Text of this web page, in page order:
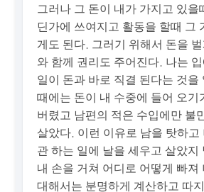
그러나 그 돈이 내가 가지고 있을
딘가에 쓰여지고 활동을 할때 그
게도 된다. 그러기 위해서 돈을
와 함께 권리도 주어진다. 나는
일이 돈과 바로 직결 된다는 것을
때에는 돈이 내 수중에 들어 오기
버렸고 남편의 적은 수입에만 불
살았다. 이런 이유로 남을 탓하고
관 하는 일에 날을 세우고 살았지
내 손을 거쳐 어디로 어떻게 빠져
대해서는 분명하게 계산하고 따